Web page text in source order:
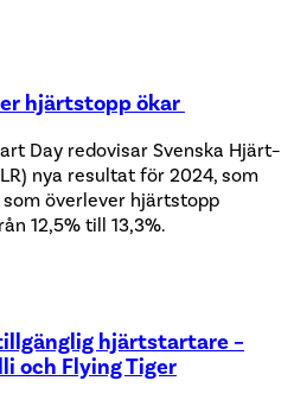
hjärtstopp ökar
Day redovisar Svenska Hjärt–
nya resultat för 2024, som
överlever hjärtstopp
12,5% till 13,3%.
hjärtstartare –
och Flying Tiger